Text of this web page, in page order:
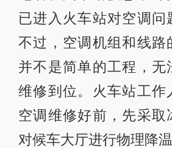
已进入火车站对空调问
不过，空调机组和线路
并不是简单的工程，无
维修到位。火车站工作
空调维修好前，先采取
对候车大厅进行物理降温